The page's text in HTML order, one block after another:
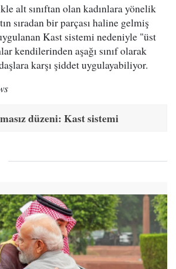
alt sınıftan olan kadınlara yönelik
sıradan bir parçası haline gelmiş
Kast sistemi nedeniyle "üst
kendilerinden aşağı sınıf olarak
karşı şiddet uygulayabiliyor.
düzeni: Kast sistemi